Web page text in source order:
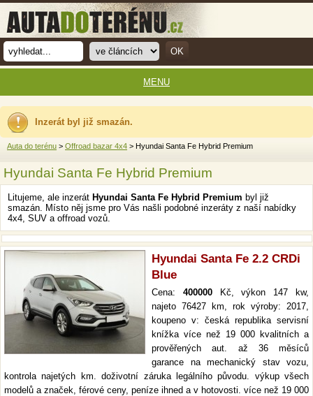
Inzerát byl již smazán.
Auta do terénu > Offroad bazar 4x4 > Hyundai Santa Fe Hybrid Premium
Hyundai Santa Fe Hybrid Premium
Litujeme, ale inzerát Hyundai Santa Fe Hybrid Premium byl již
smazán. Místo něj jsme pro Vás našli podobné inzeráty z naší nabídky
4x4, SUV a offroad vozů.
Hyundai Santa Fe 2.2 CRDi
Blue
Cena: 400000Kč, výkon 147 kw,
najeto 76427 km, rok výroby: 2017,
koupeno v: česká republika servisní
knížka více než 19 000 kvalitních a
prověřených aut. až 36 měsíců
garance na mechanický stav vozu,
kontrola najetých km. doživotní záruka legálního původu. výkup všech
modelů a značek, férové ceny, peníze ihned a v hotovosti. více než 19 000
MENU